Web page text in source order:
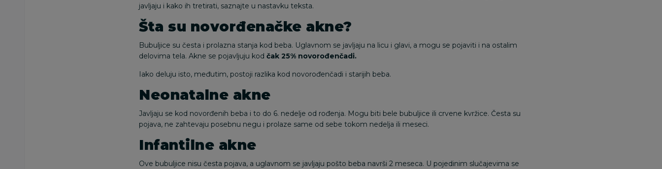
javljaju i kako ih tretirati, saznajte u nastavku teksta.
Šta su novorđenačke akne?
Bubuljice su česta i prolazna stanja kod beba. Uglavnom se javljaju na licu i glavi, a mogu se pojaviti i na ostalim
delovima tela. Akne se pojavljuju kod čak 25% novorođenčadi.
Iako deluju isto, međutim, postoji razlika kod novorođenčadi i starijih beba.
Neonatalne akne
Javljaju se kod novorđenih beba i to do 6. nedelje od rođenja. Mogu biti bele bubuljice ili crvene kvržice. Česta su
pojava, ne zahtevaju posebnu negu i prolaze same od sebe tokom nedelja ili meseci.
Infantilne akne
Ove bubuljice nisu česta pojava, a uglavnom se javljaju pošto beba navrši 2 meseca. U pojedinim slučajevima se